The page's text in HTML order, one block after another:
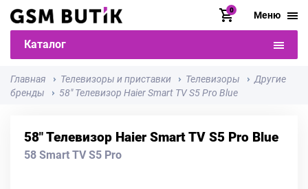
0 Меню
Каталог
Главная Телевизоры и приставки Телевизоры
Другие
бренды
58" Телевизор Haier Smart TV S5 Pro Blue
58" Телевизор Haier Smart TV S5 Pro Blue
58 Smart TV S5 Pro